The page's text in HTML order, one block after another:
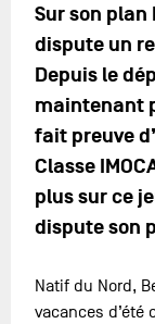
Sur son
dispute un
Depuis le
maintenant
fait preuve
Classe
plus sur ce
dispute son
Natif du Nord,
vacances d’été